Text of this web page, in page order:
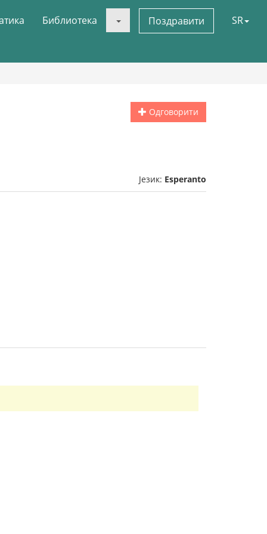
Библиотека Поздравити SR
Одговорити
Језик: Esperanto